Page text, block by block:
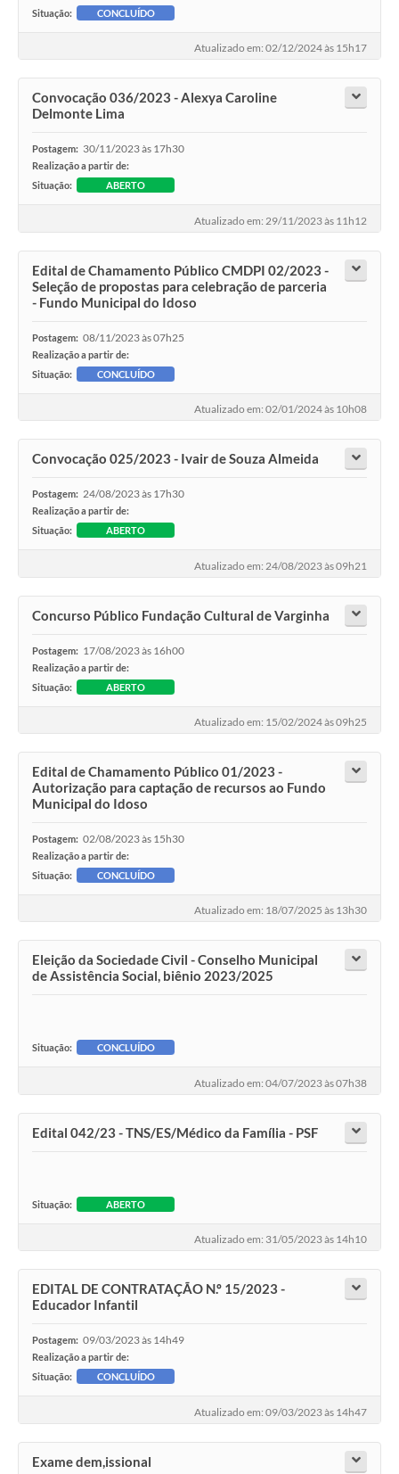
Situação:
CONCLUÍDO
Atualizado em: 02/12/2024 às 15h17
Convocação 036/2023 - Alexya Caroline
Delmonte Lima
Postagem: 30/11/2023 às 17h30
Realização a partir de:
Situação:
ABERTO
Atualizado em: 29/11/2023 às 11h12
Edital de Chamamento Público CMDPI 02/2023 -
Seleção de propostas para celebração de parceria
- Fundo Municipal do Idoso
Postagem: 08/11/2023 às 07h25
Realização a partir de:
Situação:
CONCLUÍDO
Atualizado em: 02/01/2024 às 10h08
Convocação 025/2023 - Ivair de Souza Almeida
Postagem: 24/08/2023 às 17h30
Realização a partir de:
Situação:
ABERTO
Atualizado em: 24/08/2023 às 09h21
Concurso Público Fundação Cultural de Varginha
Postagem: 17/08/2023 às 16h00
Realização a partir de:
Situação:
ABERTO
Atualizado em: 15/02/2024 às 09h25
Edital de Chamamento Público 01/2023 -
Autorização para captação de recursos ao Fundo
Municipal do Idoso
Postagem: 02/08/2023 às 15h30
Realização a partir de:
Situação:
CONCLUÍDO
Atualizado em: 18/07/2025 às 13h30
Eleição da Sociedade Civil - Conselho Municipal
de Assistência Social, biênio 2023/2025
Situação: CONCLUÍDO
Atualizado em: 04/07/2023 às 07h38
Edital 042/23 - TNS/ES/Médico da Família - PSF
Situação: ABERTO
Atualizado em: 31/05/2023 às 14h10
EDITAL DE CONTRATAÇÃO N.º 15/2023 -
Educador Infantil
Postagem: 09/03/2023 às 14h49
Realização a partir de:
Situação:
CONCLUÍDO
Atualizado em: 09/03/2023 às 14h47
Exame dem,issional